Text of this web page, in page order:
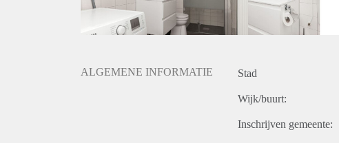
ALGEMENE INFORMATIE Stad
Wijk/buurt:
Inschrijven gemeente: